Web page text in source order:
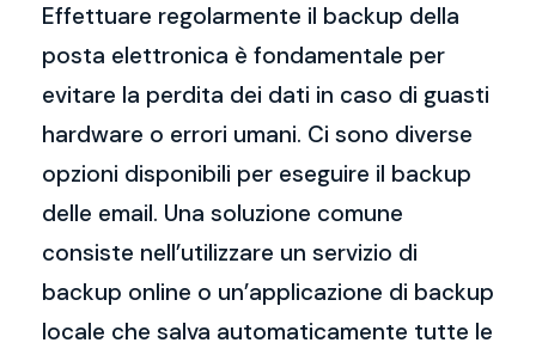
Effettuare regolarmente il backup della
posta elettronica è fondamentale per
evitare la perdita dei dati in caso di guasti
hardware o errori umani. Ci sono diverse
opzioni disponibili per eseguire il backup
delle email. Una soluzione comune
consiste nell’utilizzare un servizio di
backup online o un’applicazione di backup
locale che salva automaticamente tutte le